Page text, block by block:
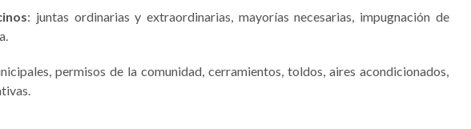
: juntas ordinarias y extraordinarias, mayorías necesarias, impugnación de
permisos de la comunidad, cerramientos, toldos, aires acondicionados,